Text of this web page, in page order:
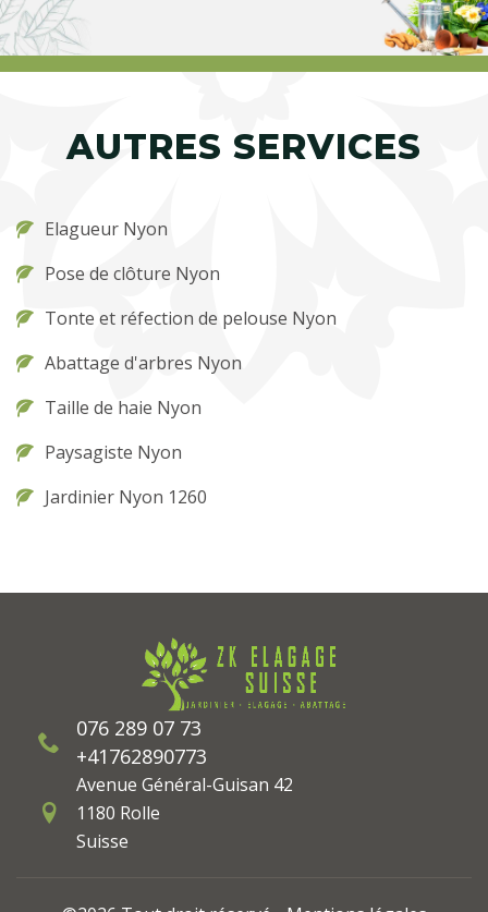
AUTRES SERVICES
Elagueur Nyon
Pose de clôture Nyon
Tonte et réfection de pelouse Nyon
Abattage d'arbres Nyon
Taille de haie Nyon
Paysagiste Nyon
Jardinier Nyon 1260
076 289 07 73
+41762890773
Avenue Général-Guisan 42
1180 Rolle
Suisse